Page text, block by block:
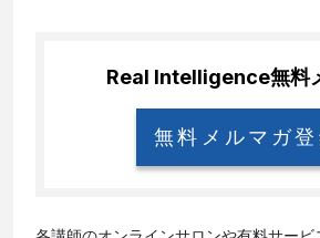
Real Intelligence無料
無料メルマガ登